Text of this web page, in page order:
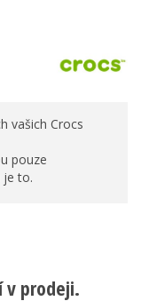
vašich Crocs
pouze
je to.
prodeji.